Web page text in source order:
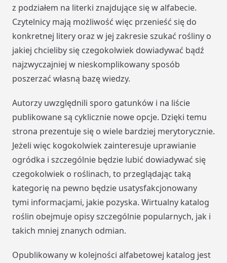
z podziałem na literki znajdujące się w alfabecie.
Czytelnicy mają możliwość więc przenieść się do
konkretnej litery oraz w jej zakresie szukać rośliny o
jakiej chcieliby się czegokolwiek dowiadywać bądź
najzwyczajniej w nieskomplikowany sposób
poszerzać własną bazę wiedzy.
Autorzy uwzględnili sporo gatunków i na liście
publikowane są cyklicznie nowe opcje. Dzięki temu
strona prezentuje się o wiele bardziej merytorycznie.
Jeżeli więc kogokolwiek zainteresuje uprawianie
ogródka i szczególnie będzie lubić dowiadywać się
czegokolwiek o roślinach, to przeglądając taką
kategorię na pewno będzie usatysfakcjonowany
tymi informacjami, jakie pozyska. Wirtualny katalog
roślin obejmuje opisy szczególnie popularnych, jak i
takich mniej znanych odmian.
Opublikowany w kolejności alfabetowej katalog jest